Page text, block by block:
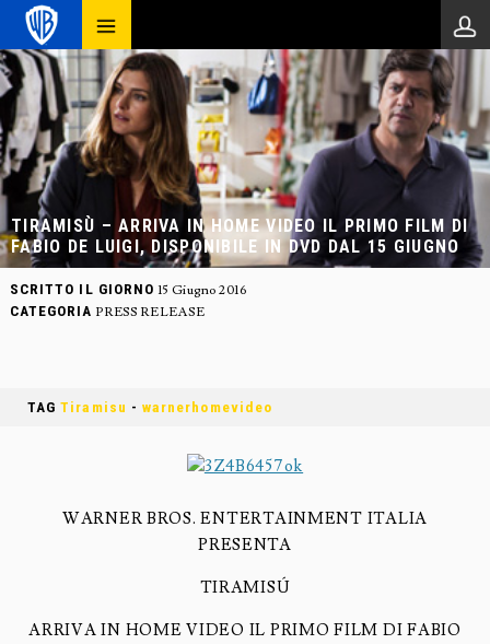
TIRAMISÙ – ARRIVA IN HOME VIDEO IL PRIMO FILM DI
FABIO DE LUIGI, DISPONIBILE IN DVD DAL 15 GIUGNO
SCRITTO IL GIORNO 15 Giugno 2016
CATEGORIA PRESS RELEASE
TAGTiramisu -warnerhomevideo
WARNER BROS. ENTERTAINMENT ITALIA
PRESENTA
TIRAMISÚ
ARRIVA IN HOME VIDEO IL PRIMO FILM DI FABIO